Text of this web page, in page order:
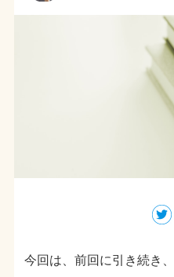
今回は、前回に引き続き